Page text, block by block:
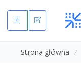
Strona główna /